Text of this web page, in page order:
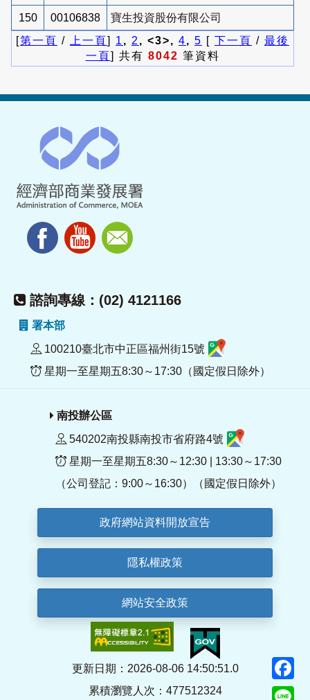
150 00106838
寶生投資股份有限公司
[第一頁 / 上一頁] 1 , 2 , <3>, 4, 5 [ 下一頁 / 最後
一頁] 共有 8042 筆資料
諮詢專線：(02) 4121166
署本部
100210臺北市中正區福州街15號
星期一至星期五8:30～17:30（國定假日除外）
南投辦公區
540202南投縣南投市省府路4號
星期一至星期五8:30～12:30 | 13:30～17:30
（公司登記：9:00～16:30）（國定假日除外）
政府網站資料開放宣告
隱私權政策
網站安全政策
更新日期：2026-08-06 14:50:51.0
累積瀏覽人次：477512324